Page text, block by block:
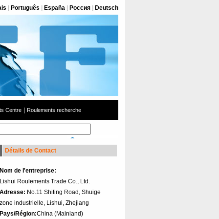
Português España Россия Deutsch
Centre Roulements recherche
Détails de Contact
Nom de l'entreprise:
Lishui Roulements Trade Co., Ltd.
Adresse: No.11 Shiting Road, Shuige
zone industrielle, Lishui, Zhejiang
Pays/Région:China (Mainland)‎